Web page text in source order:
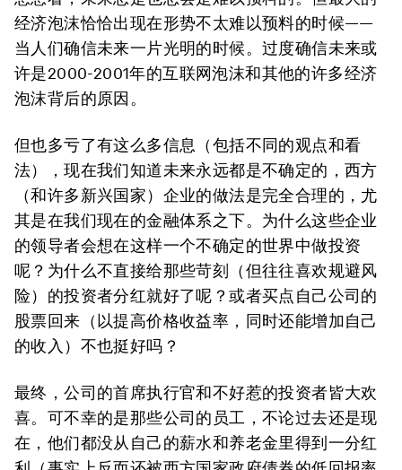
经济泡沫恰恰出现在形势不太难以预料的时候——
当人们确信未来一片光明的时候。过度确信未来或
许是2000-2001年的互联网泡沫和其他的许多经济
泡沫背后的原因。
但也多亏了有这么多信息（包括不同的观点和看
法），现在我们知道未来永远都是不确定的，西方
（和许多新兴国家）企业的做法是完全合理的，尤
其是在我们现在的金融体系之下。为什么这些企业
的领导者会想在这样一个不确定的世界中做投资
呢？为什么不直接给那些苛刻（但往往喜欢规避风
险）的投资者分红就好了呢？或者买点自己公司的
股票回来（以提高价格收益率，同时还能增加自己
的收入）不也挺好吗？
最终，公司的首席执行官和不好惹的投资者皆大欢
喜。可不幸的是那些公司的员工，不论过去还是现
在，他们都没从自己的薪水和养老金里得到一分红